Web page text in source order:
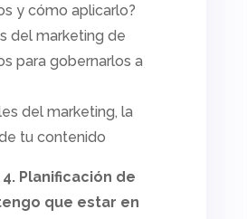
y cómo aplicarlo?
del marketing de
para gobernarlos a
del marketing, la
tu contenido
Planificación de
que estar en